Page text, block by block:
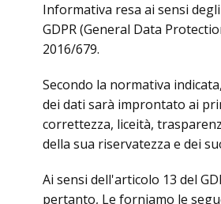
Informativa resa ai sensi
GDPR (General Data
2016/679.
Secondo la normativa
dei dati sarà improntato ai
correttezza, liceità,
della sua riservatezza e dei
Ai sensi dell'articolo 13 del
pertanto, Le forniamo le